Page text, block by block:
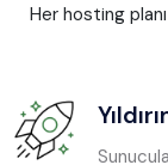
Her hosting